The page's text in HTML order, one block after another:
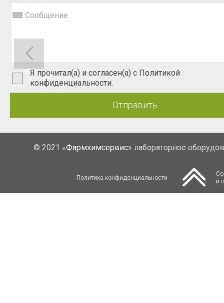
Сообщение
Я прочитал(а) и согласен(а) с Политикой
конфиденциальности.
Отправить
© 2021 «Фармхимсервис» лабораторное
Политика конфиденциальности
и